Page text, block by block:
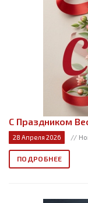
С Праздником
28 Апреля 2026 //
ПОДРОБНЕЕ